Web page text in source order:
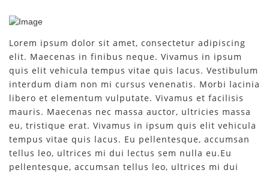
Lorem ipsum dolor sit amet, consectetur adipiscing
elit. Maecenas in finibus neque. Vivamus in ipsum
quis elit vehicula tempus vitae quis lacus. Vestibulum
interdum diam non mi cursus venenatis. Morbi lacinia
libero et elementum vulputate. Vivamus et facilisis
mauris. Maecenas nec massa auctor, ultricies massa
eu, tristique erat. Vivamus in ipsum quis elit vehicula
tempus vitae quis lacus. Eu pellentesque, accumsan
tellus leo, ultrices mi dui lectus sem nulla eu.Eu
pellentesque, accumsan tellus leo, ultrices mi dui